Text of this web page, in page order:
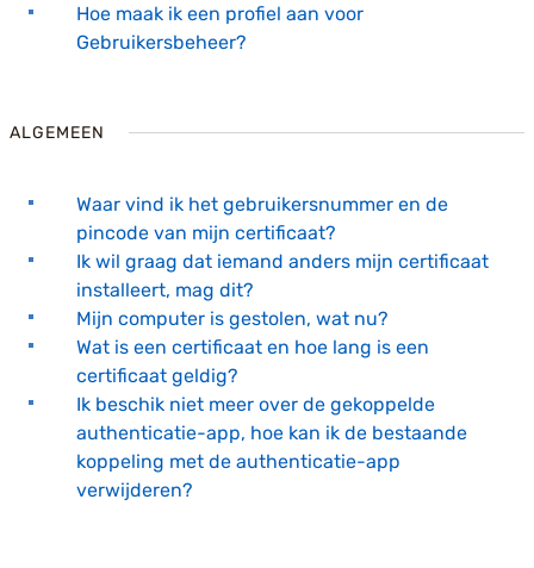
Hoe maak ik een profiel aan voor
Gebruikersbeheer?
ALGEMEEN
Waar vind ik het gebruikersnummer en de
pincode van mijn certificaat?
Ik wil graag dat iemand anders mijn certificaat
installeert, mag dit?
Mijn computer is gestolen, wat nu?
Wat is een certificaat en hoe lang is een
certificaat geldig?
Ik beschik niet meer over de gekoppelde
authenticatie-app, hoe kan ik de bestaande
koppeling met de authenticatie-app
verwijderen?